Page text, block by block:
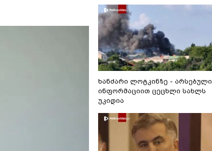
ხანძარი ლოტკინზე - არსებული
ინფორმაციით ცეცხლი სახლს
უკიდია